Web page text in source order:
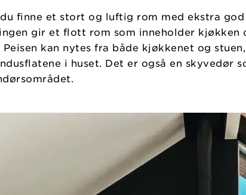
finne et stort og luftig rom med ekstra
gir et flott rom som inneholder kjøkken
kan nytes fra både kjøkkenet og
i huset. Det er også en skyvedør